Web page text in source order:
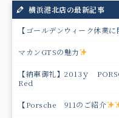
横浜港北店の最新記事
【ゴールデンウィーク休業に
マカンGTSの魅力
【納車御礼】2013ｙ
Red
【Porsche 911のご紹介